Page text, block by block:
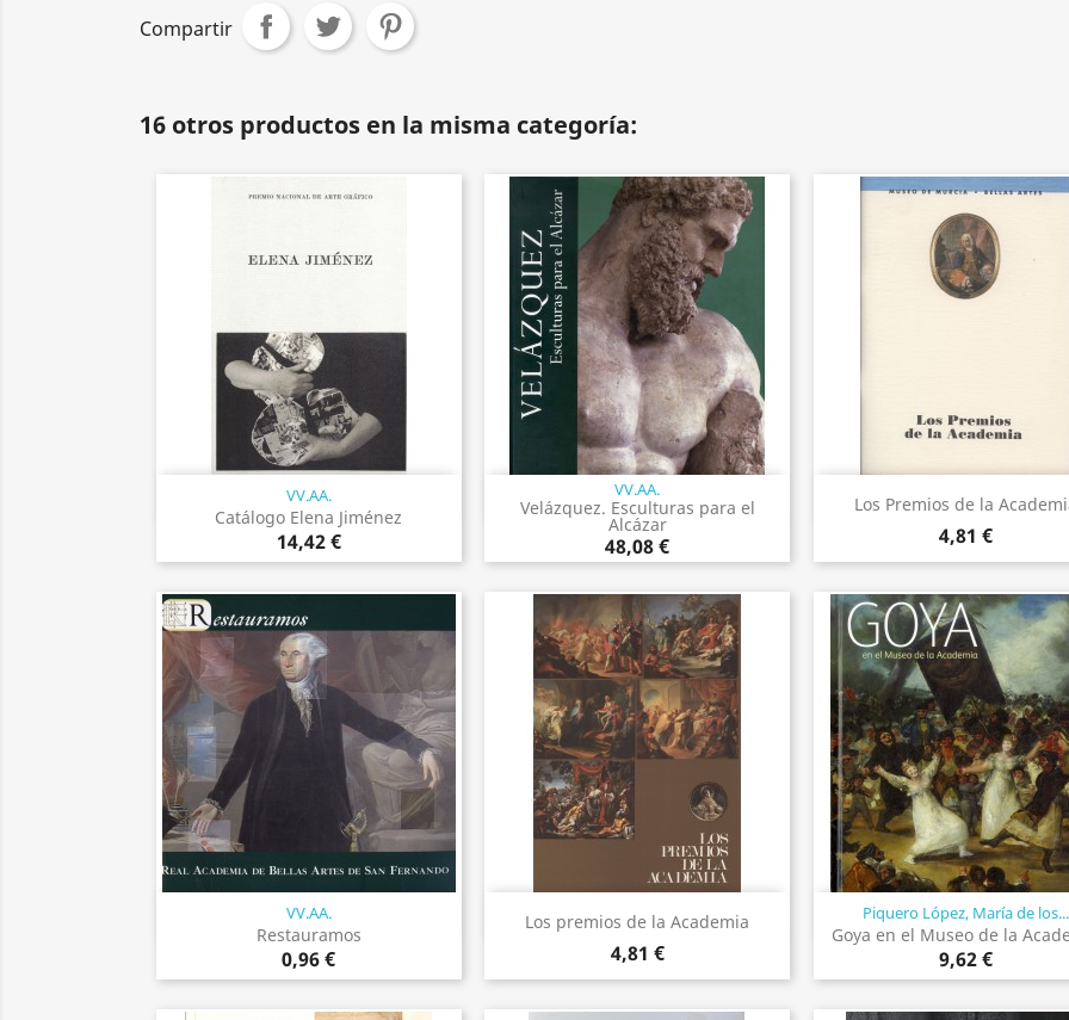
Compartir
16 otros productos en la misma categoría:
VV.AA.
Catálogo Elena Jiménez
14,42 €
Vista rápida VV.AA.
Velázquez. Esculturas para el
Alcázar
48,08 €
Vista rápida Los Premios de la
4,81 €
Vista rápida
VV.AA.
Restauramos
0,96 €
Vista rápida Los premios de la Academia
4,81 €
Vista rápida Piquero López, María de los...
Goya en el Museo de la
9,62 €
Vista rápida